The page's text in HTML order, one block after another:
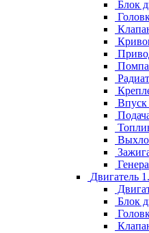
Блок
Помпа
Двигатель
Блок